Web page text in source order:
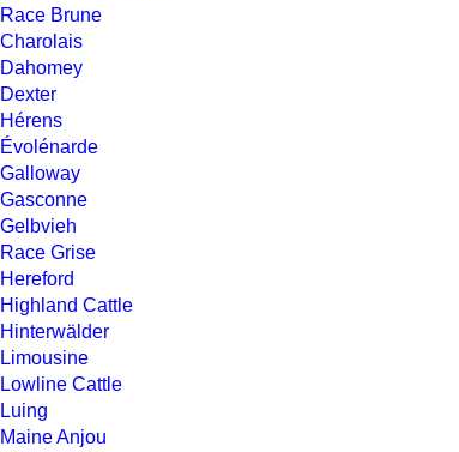
Race Brune
Charolais
Dahomey
Dexter
Hérens
Évolénarde
Galloway
Gasconne
Gelbvieh
Race Grise
Hereford
Highland Cattle
Hinterwälder
Limousine
Lowline Cattle
Luing
Maine Anjou